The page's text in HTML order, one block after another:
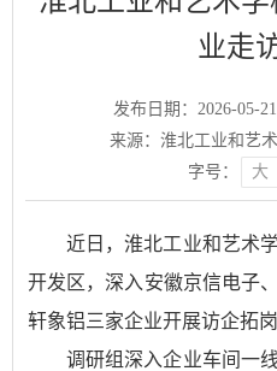
业走
发布日期：2026-05-
来源：淮北工业和艺
字号：
大
近日，淮北工业和艺术
开发区，深入安徽京信电子
轩象铝三家企业开展访企拓岗
调研组深入企业车间一